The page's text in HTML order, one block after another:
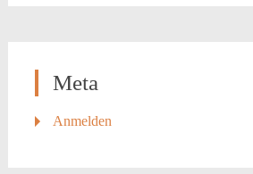
Meta
Anmelden